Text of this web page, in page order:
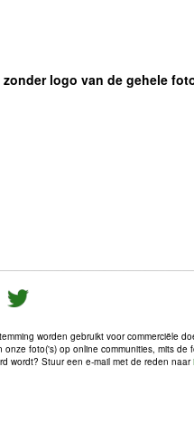
logo van de gehele
worden gebruikt voor commerciële
foto('s) op online communities, mits de
wordt? Stuur een e-mail met de reden naar